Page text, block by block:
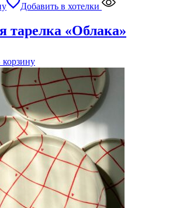
Добавить в хотелки
тарелка «Облака»